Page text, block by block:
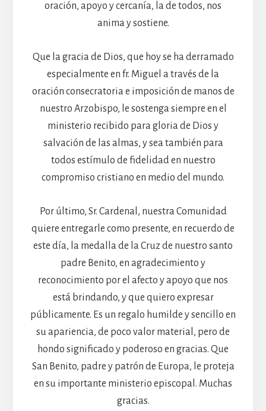
oración, apoyo y cercanía, la de todos, nos
anima y sostiene.
Que la gracia de Dios, que hoy se ha derramado
especialmente en fr. Miguel a través de la
oración consecratoria e imposición de manos de
nuestro Arzobispo, le sostenga siempre en el
ministerio recibido para gloria de Dios y
salvación de las almas, y sea también para
todos estímulo de fidelidad en nuestro
compromiso cristiano en medio del mundo.
Por último, Sr. Cardenal, nuestra Comunidad
quiere entregarle como presente, en recuerdo de
este día, la medalla de la Cruz de nuestro santo
padre Benito, en agradecimiento y
reconocimiento por el afecto y apoyo que nos
está brindando, y que quiero expresar
públicamente. Es un regalo humilde y sencillo en
su apariencia, de poco valor material, pero de
hondo significado y poderoso en gracias. Que
San Benito, padre y patrón de Europa, le proteja
en su importante ministerio episcopal. Muchas
gracias.